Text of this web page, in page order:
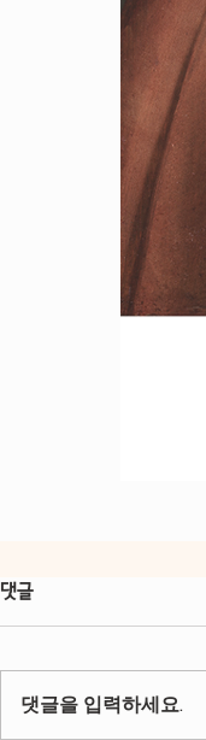
댓글
댓글을 입력하세요.